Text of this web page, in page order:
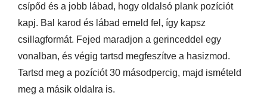
csípőd és a jobb lábad, hogy oldalsó plank pozíciót
kapj. Bal karod és lábad emeld fel, így kapsz
csillagformát. Fejed maradjon a gerinceddel egy
vonalban, és végig tartsd megfeszítve a hasizmod.
Tartsd meg a pozíciót 30 másodpercig, majd ismételd
meg a másik oldalra is.